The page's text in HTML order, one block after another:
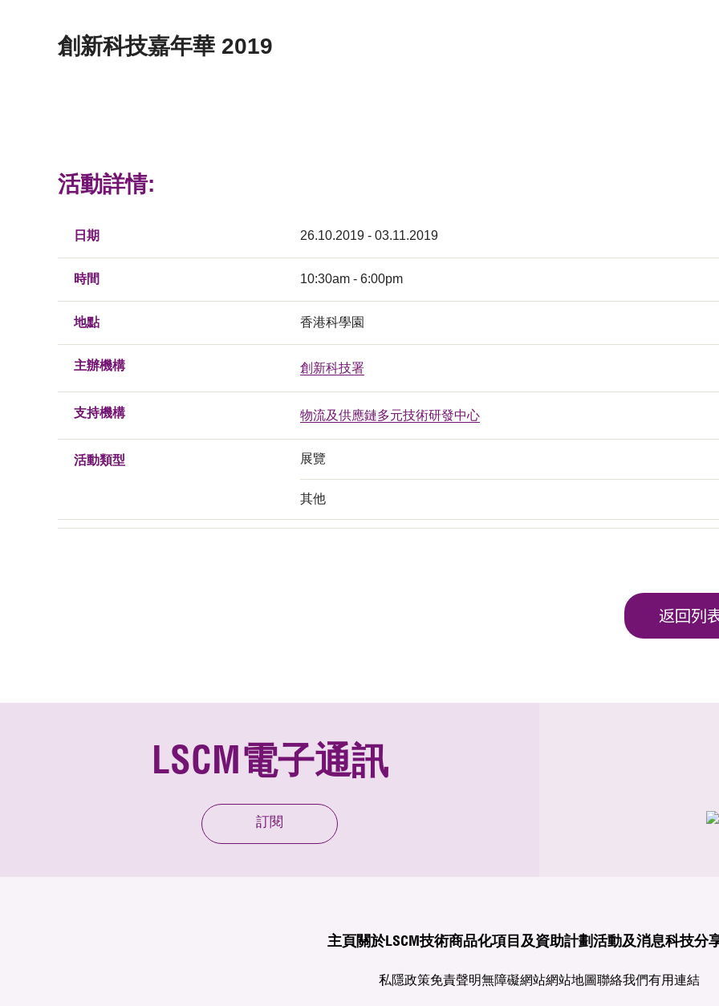
創新科技嘉年華 2019
活動詳情:
日期 26.10.2019 - 03.11.2019
時間 10:30am - 6:00pm
地點 香港科學園
主辦機構 創新科技署
支持機構 物流及供應鏈多元技術研發中心
活動類型 展覽
其他
返回列
LSCM電子通訊
訂閱
主頁關於LSCM技術商品化項目及資助計劃活動及消息科技分
私隱政策免責聲明無障礙網站網站地圖聯絡我們有用連結